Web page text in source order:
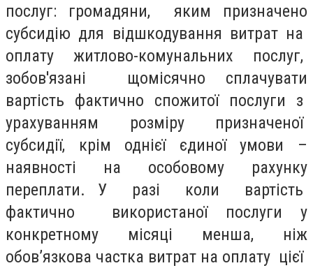
послуг: громадяни, яким призначено
субсидію для відшкодування витрат на
оплату житлово-комунальних послуг,
зобов'язані щомісячно сплачувати
вартість фактично спожитої послуги з
урахуванням розміру призначеної
субсидії, крім однієї єдиної умови –
наявності на особовому рахунку
переплати. У разі коли вартість
фактично використаної послуги у
конкретному місяці менша, ніж
обов’язкова частка витрат на оплату цієї